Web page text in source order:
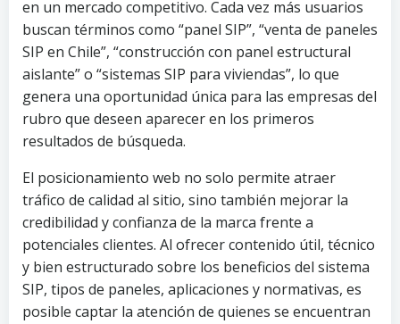
en un mercado competitivo. Cada vez más usuarios
buscan términos como “panel SIP”, “venta de paneles
SIP en Chile”, “construcción con panel estructural
aislante” o “sistemas SIP para viviendas”, lo que
genera una oportunidad única para las empresas del
rubro que deseen aparecer en los primeros
resultados de búsqueda.
El posicionamiento web no solo permite atraer
tráfico de calidad al sitio, sino también mejorar la
credibilidad y confianza de la marca frente a
potenciales clientes. Al ofrecer contenido útil, técnico
y bien estructurado sobre los beneficios del sistema
SIP, tipos de paneles, aplicaciones y normativas, es
posible captar la atención de quienes se encuentran